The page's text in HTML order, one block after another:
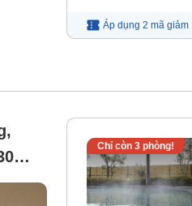
Áp dụng 2 mã giảm
Chỉ còn 3phòng!